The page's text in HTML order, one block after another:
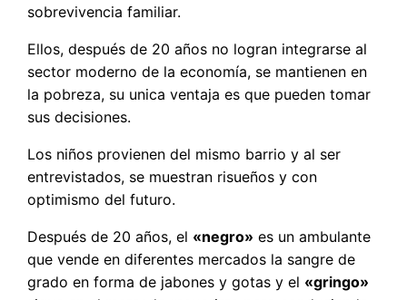
sobrevivencia familiar.
Ellos, después de 20 años no logran integrarse al
sector moderno de la economía, se mantienen en
la pobreza, su unica ventaja es que pueden tomar
sus decisiones.
Los niños provienen del mismo barrio y al ser
entrevistados, se muestran risueños y con
optimismo del futuro.
Después de 20 años, el «negro» es un ambulante
que vende en diferentes mercados la sangre de
grado en forma de jabones y gotas y el «gringo»